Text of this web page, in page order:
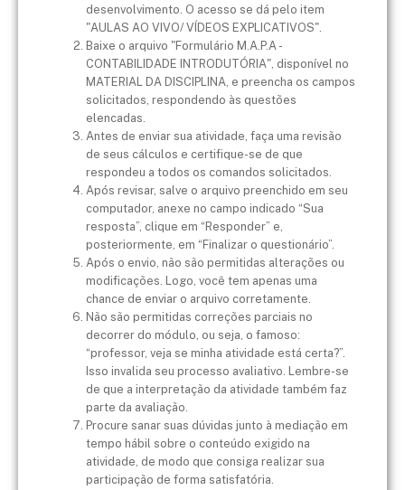
desenvolvimento. O acesso se dá pelo item
"AULAS AO VIVO/ VÍDEOS EXPLICATIVOS".
Baixe o arquivo "Formulário M.A.P.A -
CONTABILIDADE INTRODUTÓRIA", disponível no
MATERIAL DA DISCIPLINA, e preencha os campos
solicitados, respondendo às questões
elencadas.
Antes de enviar sua atividade, faça uma revisão
de seus cálculos e certifique-se de que
respondeu a todos os comandos solicitados.
Após revisar, salve o arquivo preenchido em seu
computador, anexe no campo indicado “Sua
resposta”, clique em “Responder” e,
posteriormente, em “Finalizar o questionário”.
Após o envio, não são permitidas alterações ou
modificações. Logo, você tem apenas uma
chance de enviar o arquivo corretamente.
Não são permitidas correções parciais no
decorrer do módulo, ou seja, o famoso:
“professor, veja se minha atividade está certa?”.
Isso invalida seu processo avaliativo. Lembre-se
de que a interpretação da atividade também faz
parte da avaliação.
Procure sanar suas dúvidas junto à mediação em
tempo hábil sobre o conteúdo exigido na
atividade, de modo que consiga realizar sua
participação de forma satisfatória.